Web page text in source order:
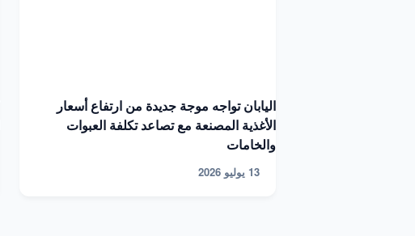
اليابان تواجه موجة جديدة من ارتفاع أسعار
الأغذية المصنعة مع تصاعد تكلفة العبوات
والخامات
13 يوليو 2026